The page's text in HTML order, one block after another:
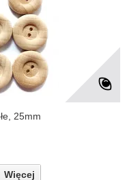
25mm
Więcej